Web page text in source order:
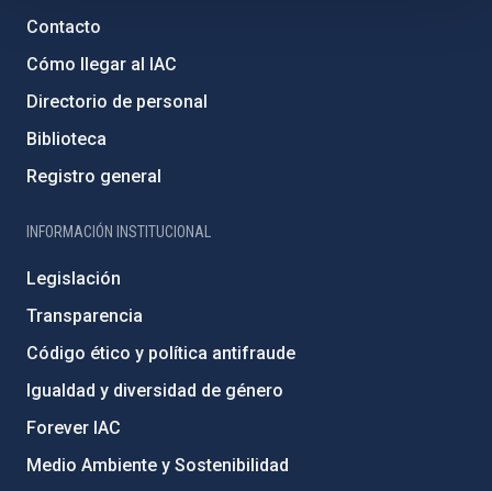
Contacto
Cómo llegar al IAC
Directorio de personal
Biblioteca
Registro general
INFORMACIÓN INSTITUCIONAL
Legislación
Transparencia
Código ético y política antifraude
Igualdad y diversidad de género
Forever IAC
Medio Ambiente y Sostenibilidad